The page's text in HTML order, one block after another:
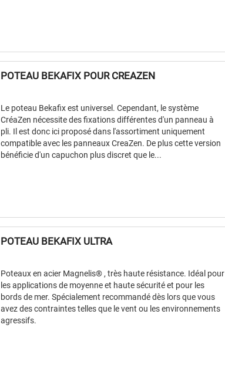
POTEAU BEKAFIX POUR CREAZEN
Le poteau Bekafix est universel. Cependant, le système
CréaZen nécessite des fixations différentes d'un panneau à
pli. Il est donc ici proposé dans l'assortiment uniquement
compatible avec les panneaux CreaZen. De plus cette version
bénéficie d'un capuchon plus discret que le...
POTEAU BEKAFIX ULTRA
Poteaux en acier Magnelis® , très haute résistance. Idéal pour
les applications de moyenne et haute sécurité et pour les
bords de mer. Spécialement recommandé dès lors que vous
avez des contraintes telles que le vent ou les environnements
agressifs.